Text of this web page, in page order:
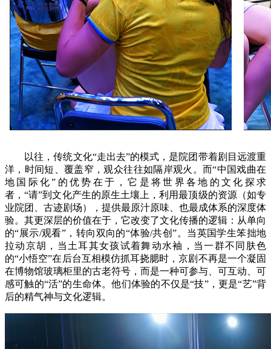
以往，传统文化“走出去”的模式，是院团带着剧目远渡重
洋，时间短、覆盖窄，观众往往如隔岸观火。而“中国戏曲在
地国际化”的优势在于，它是将世界各地的文化探求
者，“请”到文化产生的原生土壤上，利用最顶级的资源（如专
业院团、古迹剧场），提供最原汁原味、也最成体系的深度体
验。其更深层的价值在于，它改变了文化传播的逻辑：从单向
的“展示/观看”，转向双向的“体验/共创”。当英国学生笨拙地
拉动京胡，当土耳其女孩试着舞动水袖，当一群不同肤色
的“小悟空”在后台互相模仿抓耳挠腮时，京剧不再是一个凝固
在博物馆玻璃柜里的古老符号，而是一种可参与、可互动、可
感可触的“活”的生命体。他们体验的不仅是“技”，更是“艺”背
后的精气神与文化逻辑。